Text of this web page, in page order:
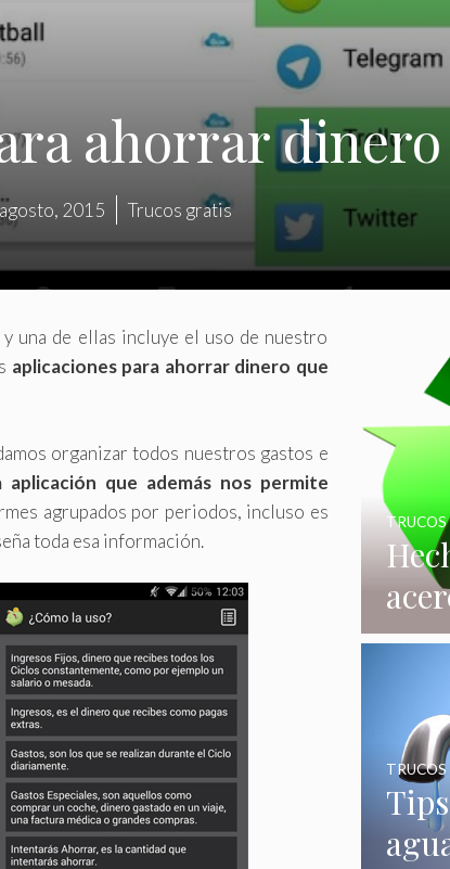
ahorrar dinero
2015 Trucos gratis
una de ellas incluye el uso de nuestro
aplicaciones para ahorrar dinero que
organizar todos nuestros gastos e
que además nos permite
agrupados por periodos, incluso es
toda esa información.